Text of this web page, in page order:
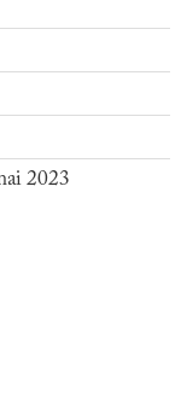
2023